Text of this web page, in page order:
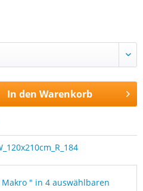
In den Warenkorb
" in 4 auswählbaren